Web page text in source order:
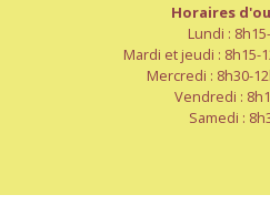
Horaires
Lundi :
Mardi et jeudi : 8h15-
Mercredi : 8h30-
Vendredi :
Samedi :